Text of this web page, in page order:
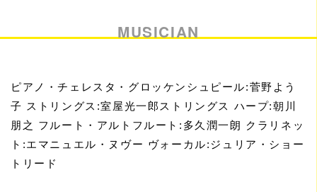
MUSICIAN
ピアノ・チェレスタ・グロッケンシュピール:菅野よう
子 ストリングス:室屋光一郎ストリングス ハープ:朝川
朋之 フルート・アルトフルート:多久潤一朗 クラリネッ
ト:エマニュエル・ヌヴー ヴォーカル:ジュリア・ショー
トリード